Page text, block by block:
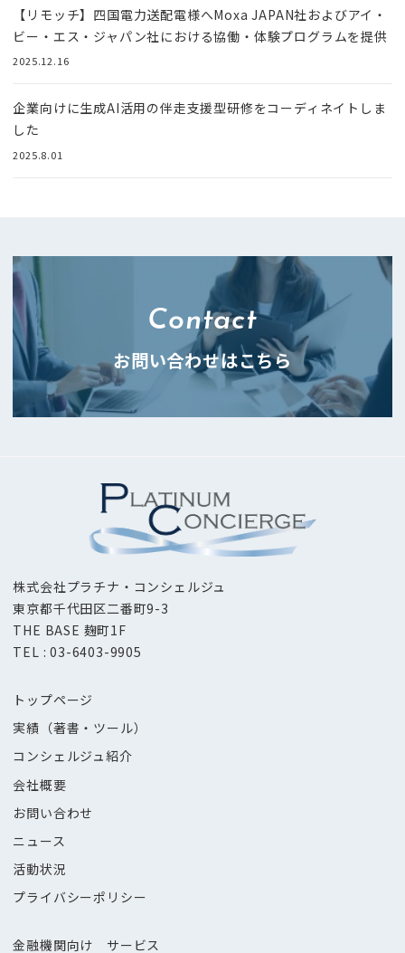
【リモッチ】四国電⼒送配電様へMoxa JAPAN社およびアイ・
ビー・エス・ジャパン社における協働・体験プログラムを提供
2025.12.16
企業向けに生成AI活用の伴走支援型研修をコーディネイトしま
した
2025.8.01
Contact
お問い合わせはこちら
株式会社プラチナ・コンシェルジュ
東京都千代田区二番町9-3
THE BASE 麹町1F
TEL : 03-6403-9905
トップページ
実績（著書・ツール）
コンシェルジュ紹介
会社概要
お問い合わせ
ニュース
活動状況
プライバシーポリシー
金融機関向け サービス